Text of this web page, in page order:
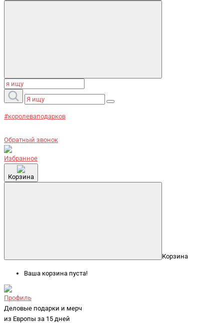
#королеваподарков
Обратный звонок
Избранное
Корзина
Корзина
Ваша корзина пуста!
Профиль
Деловые подарки и мерч
из Европы за 15 дней